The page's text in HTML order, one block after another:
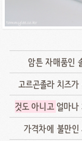
암튼 자매품인
고르곤졸라 치즈
것도 아니고얼마나
가격차에 불만인